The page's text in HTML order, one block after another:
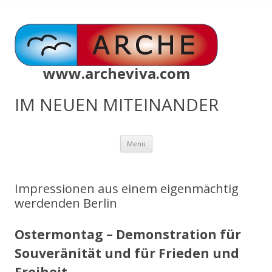
www.archeviva.com
IM NEUEN MITEINANDER
Menü Zum
springen
Impressionen aus einem eigenmächtig
werdenden Berlin
Ostermontag – Demonstration für
Souveränität und für Frieden und